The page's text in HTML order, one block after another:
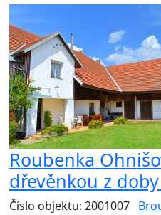
Roubenka
dřevěnkou z
Číslo objektu: 2001007